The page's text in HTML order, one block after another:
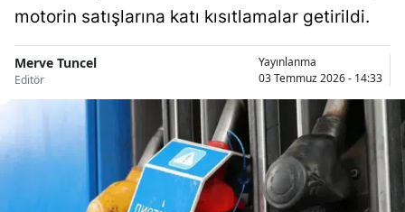
motorin satışlarına katı kısıtlamalar getirildi.
Merve Tuncel
Editör
Yayınlanma
03 Temmuz 2026 - 14:33